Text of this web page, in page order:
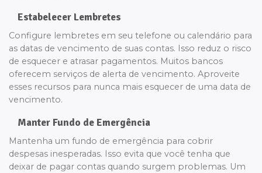
Estabelecer Lembretes
Configure lembretes em seu telefone ou calendário para
as datas de vencimento de suas contas. Isso reduz o risco
de esquecer e atrasar pagamentos. Muitos bancos
oferecem serviços de alerta de vencimento. Aproveite
esses recursos para nunca mais esquecer de uma data de
vencimento.
Manter Fundo de Emergência
Mantenha um fundo de emergência para cobrir
despesas inesperadas. Isso evita que você tenha que
deixar de pagar contas quando surgem problemas. Um